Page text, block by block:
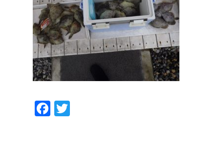
Facebook